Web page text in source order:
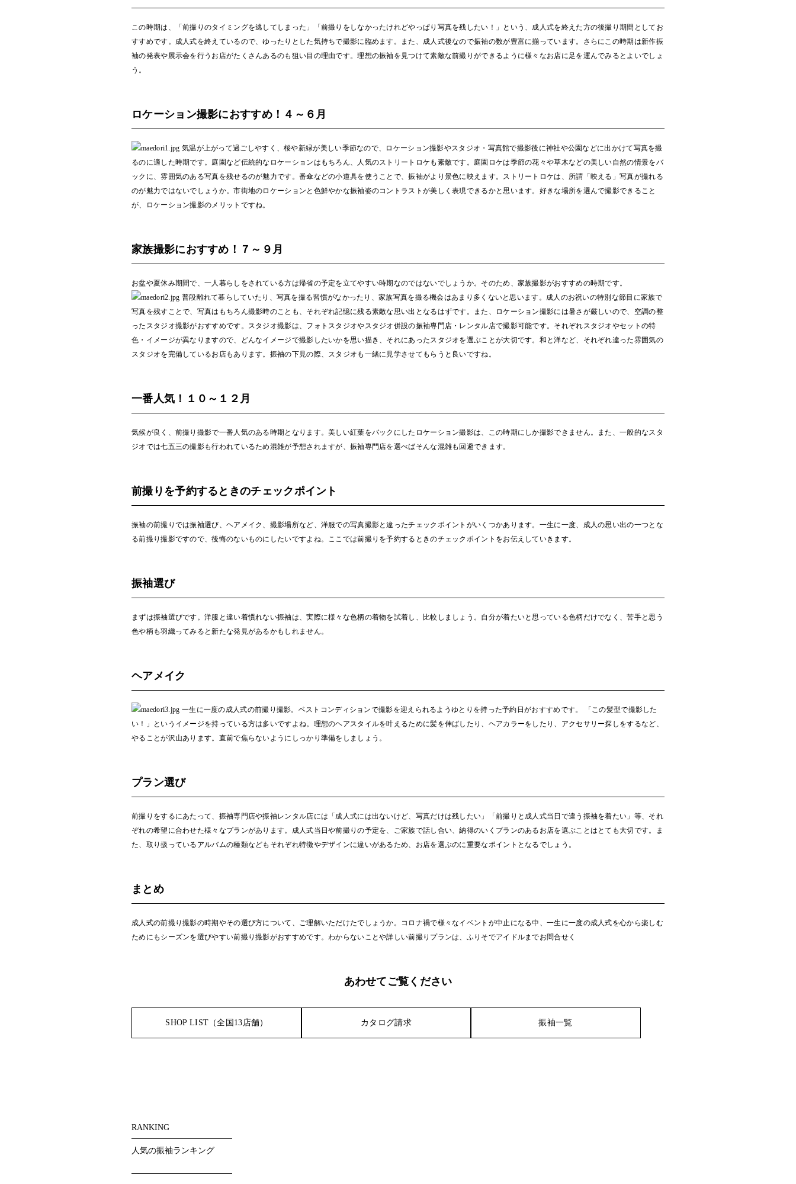
この時期は、「前撮りのタイミングを逃してしまった」「前撮りをしなかったけれどやっぱり写真を残したい！」という、成人式を終えた方の後撮り期間としてお
すすめです。成人式を終えているので、ゆったりとした気持ちで撮影に臨めます。また、成人式後なので振袖の数が豊富に揃っています。さらにこの時期は新作振
袖の発表や展示会を行うお店がたくさんあるのも狙い目の理由です。理想の振袖を見つけて素敵な前撮りができるように様々なお店に足を運んでみるとよいでしょ
う。
ロケーション撮影におすすめ！４～６月
気温が上がって過ごしやすく、桜や新緑が美しい季節なので、ロケーション撮影やスタジオ・写真館で撮影後に神社や公園などに出かけて写真を撮
るのに適した時期です。庭園など伝統的なロケーションはもちろん、人気のストリートロケも素敵です。庭園ロケは季節の花々や草木などの美しい自然の情景をバ
ックに、雰囲気のある写真を残せるのが魅力です。番傘などの小道具を使うことで、振袖がより景色に映えます。ストリートロケは、所謂「映える」写真が撮れる
のが魅力ではないでしょうか。市街地のロケーションと色鮮やかな振袖姿のコントラストが美しく表現できるかと思います。好きな場所を選んで撮影できること
が、ロケーション撮影のメリットですね。
家族撮影におすすめ！７～９月
お盆や夏休み期間で、一人暮らしをされている方は帰省の予定を立てやすい時期なのではないでしょうか。そのため、家族撮影がおすすめの時期です。
普段離れて暮らしていたり、写真を撮る習慣がなかったり、家族写真を撮る機会はあまり多くないと思います。成人のお祝いの特別な節目に家族で
写真を残すことで、写真はもちろん撮影時のことも、それぞれ記憶に残る素敵な思い出となるはずです。また、ロケーション撮影には暑さが厳しいので、空調の整
ったスタジオ撮影がおすすめです。スタジオ撮影は、フォトスタジオやスタジオ併設の振袖専門店・レンタル店で撮影可能です。それぞれスタジオやセットの特
色・イメージが異なりますので、どんなイメージで撮影したいかを思い描き、それにあったスタジオを選ぶことが大切です。和と洋など、それぞれ違った雰囲気の
スタジオを完備しているお店もあります。振袖の下見の際、スタジオも一緒に見学させてもらうと良いですね。
一番人気！１０～１２月
気候が良く、前撮り撮影で一番人気のある時期となります。美しい紅葉をバックにしたロケーション撮影は、この時期にしか撮影できません。また、一般的なスタ
ジオでは七五三の撮影も行われているため混雑が予想されますが、振袖専門店を選べばそんな混雑も回避できます。
前撮りを予約するときのチェックポイント
振袖の前撮りでは振袖選び、ヘアメイク、撮影場所など、洋服での写真撮影と違ったチェックポイントがいくつかあります。一生に一度、成人の思い出の一つとな
る前撮り撮影ですので、後悔のないものにしたいですよね。ここでは前撮りを予約するときのチェックポイントをお伝えしていきます。
振袖選び
まずは振袖選びです。洋服と違い着慣れない振袖は、実際に様々な色柄の着物を試着し、比較しましょう。自分が着たいと思っている色柄だけでなく、苦手と思う
色や柄も羽織ってみると新たな発見があるかもしれません。
ヘアメイク
一生に一度の成人式の前撮り撮影。ベストコンディションで撮影を迎えられるようゆとりを持った予約日がおすすめです。 「この髪型で撮影した
い！」というイメージを持っている方は多いですよね。理想のヘアスタイルを叶えるために髪を伸ばしたり、ヘアカラーをしたり、アクセサリー探しをするなど、
やることが沢山あります。直前で焦らないようにしっかり準備をしましょう。
プラン選び
前撮りをするにあたって、振袖専門店や振袖レンタル店には「成人式には出ないけど、写真だけは残したい」「前撮りと成人式当日で違う振袖を着たい」等、それ
ぞれの希望に合わせた様々なプランがあります。成人式当日や前撮りの予定を、ご家族で話し合い、納得のいくプランのあるお店を選ぶことはとても大切です。ま
た、取り扱っているアルバムの種類などもそれぞれ特徴やデザインに違いがあるため、お店を選ぶのに重要なポイントとなるでしょう。
まとめ
成人式の前撮り撮影の時期やその選び方について、ご理解いただけたでしょうか。コロナ禍で様々なイベントが中止になる中、一生に一度の成人式を心から楽しむ
ためにもシーズンを選びやすい前撮り撮影がおすすめです。わからないことや詳しい前撮りプランは、ふりそでアイドルまでお問合せく
あわせてご覧ください
SHOP LIST（全国13店舗） カタログ請求 振袖一覧
RANKING
人気の振袖ランキング